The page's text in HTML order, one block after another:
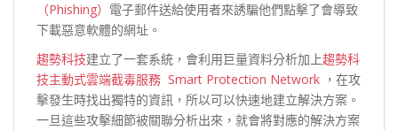
（Phishing） 電子郵件送給使用者來誘騙他們點擊了會導致
下載惡意軟體的網址。
趨勢科技建立了一套系統，會利用巨量資料分析加上趨勢科
技主動式雲端截毒服務 Smart Protection Network ，在攻
擊發生時找出獨特的資訊，所以可以快速地建立解決方案。
一旦這些攻擊細節被關聯分析出來，就會將對應的解決方案